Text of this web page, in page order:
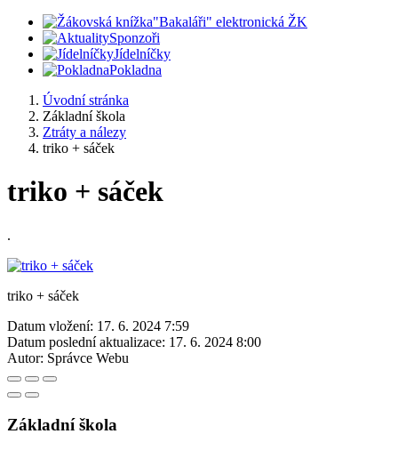
"Bakaláři" elektronická ŽK
Sponzoři
Jídelníčky
Pokladna
Úvodní stránka
Základní škola
Ztráty a nálezy
triko + sáček
triko + sáček
.
triko + sáček
Datum vložení: 17. 6. 2024 7:59
Datum poslední aktualizace: 17. 6. 2024 8:00
Autor: Správce Webu
Základní škola